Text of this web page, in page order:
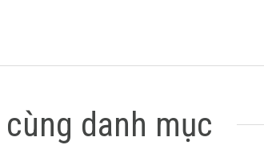
danh mục